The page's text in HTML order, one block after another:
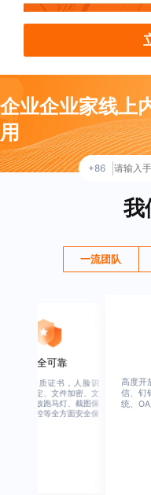
企业企业家线上
用
+86
我
一流团队
安全可靠
业权威资质证书，人脸识
、设备绑定、文件加密、文
水印、播放跑马灯、截图保
、权限管控等全方面安全保
高度开
信、钉
统、